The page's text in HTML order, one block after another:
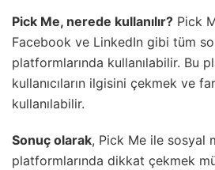
Pick Me, nerede kullanılır? Pick
Facebook ve LinkedIn gibi tüm
platformlarında kullanılabilir. Bu
kullanıcıların ilgisini çekmek ve
kullanılabilir.
Sonuç olarak, Pick Me ile sosyal
platformlarında dikkat çekmek